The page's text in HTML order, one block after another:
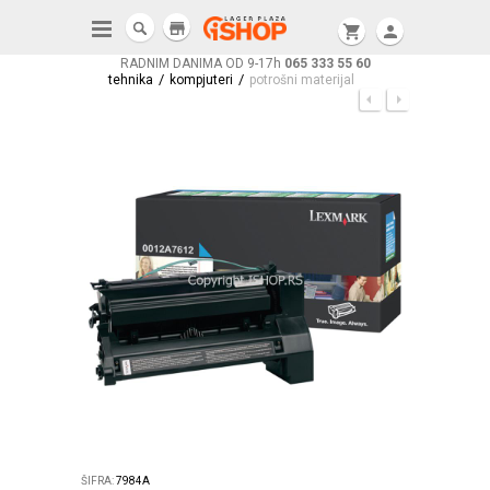
RADNIM DANIMA OD 9-17h 065 333 55 60
shopping_cart person
store
tehnika / kompjuteri / potrošni materijal
ŠIFRA:7984A